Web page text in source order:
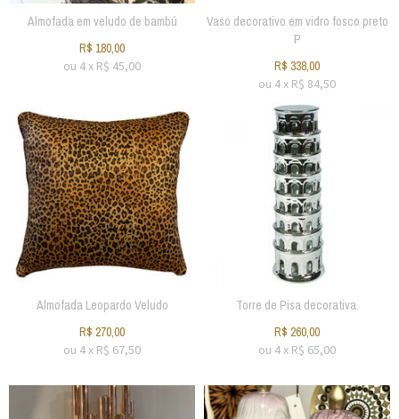
Almofada em veludo de bambú
R$ 180,00
ou 4x R$ 45,00
Vaso decorativo em vidro fosco preto
P
R$ 338,00
ou 4x R$ 84,50
Almofada Leopardo Veludo
R$ 270,00
ou 4x R$ 67,50
Torre de Pisa decorativa.
R$ 260,00
ou 4x R$ 65,00